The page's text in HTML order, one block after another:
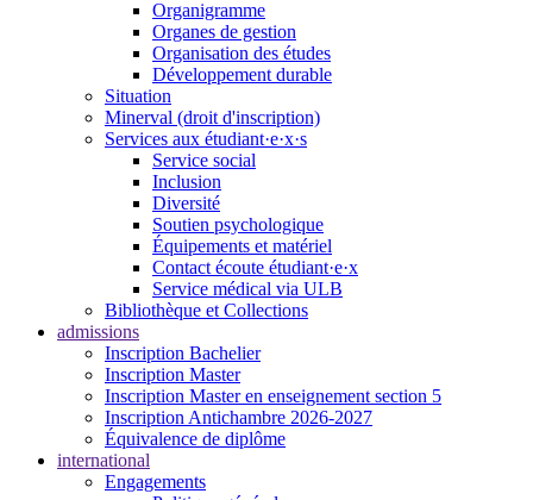
Organigramme
Organes de gestion
Organisation des études
Développement durable
Situation
Minerval (droit d'inscription)
Services aux étudiant·e·x·s
Service social
Inclusion
Diversité
Soutien psychologique
Équipements et matériel
Contact écoute étudiant·e·x
Service médical via ULB
Bibliothèque et Collections
admissions
Inscription Bachelier
Inscription Master
Inscription Master en enseignement section 5
Inscription Antichambre 2026-2027
Équivalence de diplôme
international
Engagements